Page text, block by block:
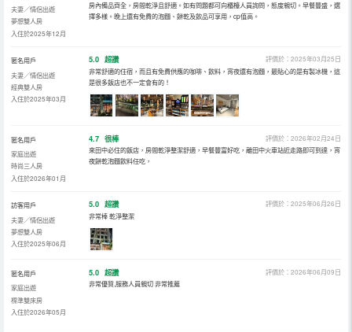
夫妻／情侶出遊
夢想雙人房
入住於2025年12月
房內備品齊全，房間乾淨且舒適。如有問題都可向櫃檯人員詢問，態度親切。早餐豐盛，選
擇多樣。晚上還有免費的泡麵、餅乾及飲品可享用，cp值高。
匿名用戶
夫妻／情侶出遊
經典雙人房
入住於2025年03月
5.0 超讚
評價於：2025年03月25日
非常舒適的住宿，而且有免費供應的咖啡、飲料，宵夜還有泡麵，最貼心的是有製冰機，這
是很多飯店也不一定會有的！
匿名用戶
家庭出遊
時尚三人房
入住於2026年01月
4.7 很棒
評價於：2026年02月24日
來田中必住的飯店，房間乾淨整潔舒適，早餐豐富好吃，離田中火車站近走路即可到達，宵
夜餅乾泡麵飲料任吃，
訪客用戶
夫妻／情侶出遊
夢想雙人房
入住於2025年06月
5.0 超讚
評價於：2025年06月26日
非常棒 乾淨整潔
匿名用戶
家庭出遊
標準雙床房
入住於2026年05月
5.0 超讚
評價於：2026年06月09日
非常優質,服務人員親切 非常推薦